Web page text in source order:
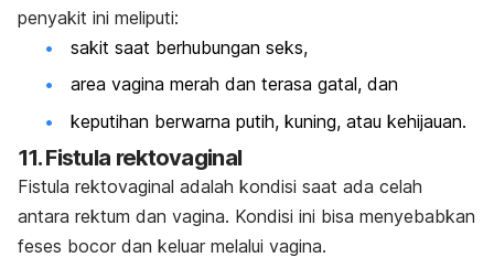
penyakit ini meliputi:
sakit saat berhubungan seks,
area vagina merah dan terasa gatal, dan
keputihan berwarna putih, kuning, atau kehijauan.
11. Fistula rektovaginal
Fistula rektovaginal adalah kondisi saat ada celah
antara rektum dan vagina. Kondisi ini bisa menyebabkan
feses bocor dan keluar melalui vagina.